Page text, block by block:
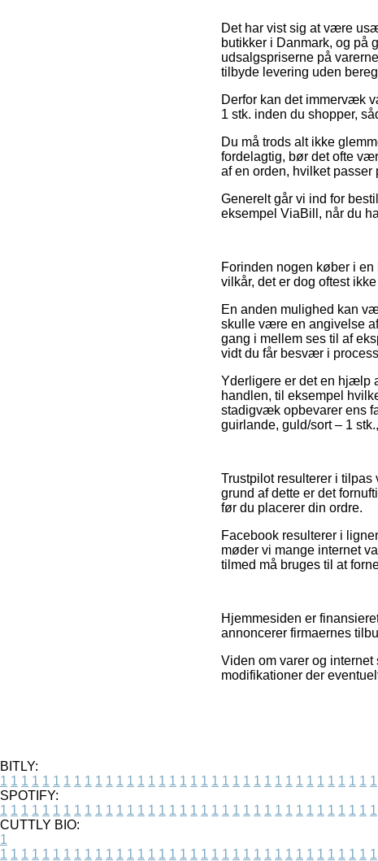
Det har vist sig at være
butikker i Danmark, og på
udsalgspriserne på
tilbyde levering uden
Derfor kan det immervæk
1 stk. inden du shopper,
Du må trods alt ikke
fordelagtig, bør det ofte
af en orden, hvilket passer
Generelt går vi ind for
eksempel ViaBill, når du
Forinden nogen køber i
vilkår, det er dog oftest
En anden mulighed kan
skulle være en angivelse
gang i mellem ses til af
vidt du får besvær i
Yderligere er det en hjælp
handlen, til eksempel
stadigvæk opbevarer ens
guirlande, guld/sort – 1
Trustpilot resulterer i
grund af dette er det
før du placerer din ordre.
Facebook resulterer i
møder vi mange internet
tilmed må bruges til at
Hjemmesiden er
annoncerer firmaernes
Viden om varer og
modifikationer der
BITLY:
1 1 1 1 1 1 1 1 1 1 1 1 1 1 1 1 1 1 1 1 1 1 1 1 1 1 1 1 1 1 1 1 1 1 1 1
SPOTIFY:
1 1 1 1 1 1 1 1 1 1 1 1 1 1 1 1 1 1 1 1 1 1 1 1 1 1 1 1 1 1 1 1 1 1 1 1
CUTTLY BIO:
1
1 1 1 1 1 1 1 1 1 1 1 1 1 1 1 1 1 1 1 1 1 1 1 1 1 1 1 1 1 1 1 1 1 1 1 1